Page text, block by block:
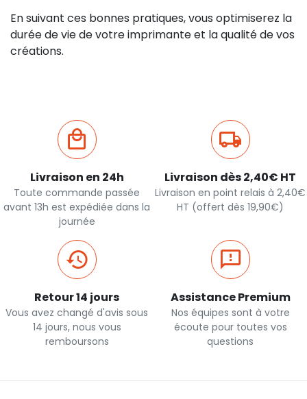
En suivant ces bonnes pratiques, vous optimiserez la
durée de vie de votre imprimante et la qualité de vos
créations.
Livraison en 24h
Toute commande passée
avant 13h est expédiée dans la
journée
Livraison dès 2,40€ HT
Livraison en point relais à 2,40€
HT (offert dès 19,90€)
Retour 14 jours
Vous avez changé d'avis sous
14 jours, nous vous
remboursons
Assistance Premium
Nos équipes sont à votre
écoute pour toutes vos
questions